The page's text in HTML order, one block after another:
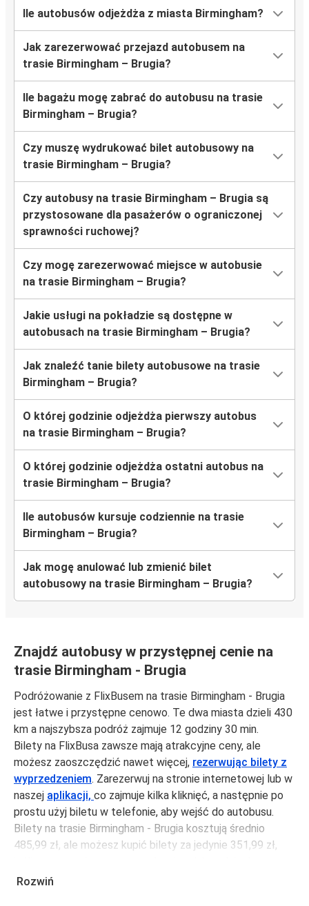
Ile autobusów odjeżdża z miasta Birmingham?
Jak zarezerwować przejazd autobusem na
trasie Birmingham – Brugia?
Ile bagażu mogę zabrać do autobusu na trasie
Birmingham – Brugia?
Czy muszę wydrukować bilet autobusowy na
trasie Birmingham – Brugia?
Czy autobusy na trasie Birmingham – Brugia są
przystosowane dla pasażerów o ograniczonej
sprawności ruchowej?
Czy mogę zarezerwować miejsce w autobusie
na trasie Birmingham – Brugia?
Jakie usługi na pokładzie są dostępne w
autobusach na trasie Birmingham – Brugia?
Jak znaleźć tanie bilety autobusowe na trasie
Birmingham – Brugia?
O której godzinie odjeżdża pierwszy autobus
na trasie Birmingham – Brugia?
O której godzinie odjeżdża ostatni autobus na
trasie Birmingham – Brugia?
Ile autobusów kursuje codziennie na trasie
Birmingham – Brugia?
Jak mogę anulować lub zmienić bilet
autobusowy na trasie Birmingham – Brugia?
Znajdź autobusy w przystępnej cenie na
trasie Birmingham - Brugia
Podróżowanie z FlixBusem na trasie Birmingham - Brugia
jest łatwe i przystępne cenowo. Te dwa miasta dzieli 430
km a najszybsza podróż zajmuje 12 godziny 30 min.
Bilety na FlixBusa zawsze mają atrakcyjne ceny, ale
możesz zaoszczędzić nawet więcej, rezerwując bilety z
wyprzedzeniem. Zarezerwuj na stronie internetowej lub w
naszej aplikacji, co zajmuje kilka kliknięć, a następnie po
prostu użyj biletu w telefonie, aby wejść do autobusu.
Bilety na trasie Birmingham - Brugia kosztują średnio
485,99 zł, ale możesz kupić bilety za jedynie 351,99 zł,
unikając weekendów i świąt. Aby podróżować szybko,
Rozwiń